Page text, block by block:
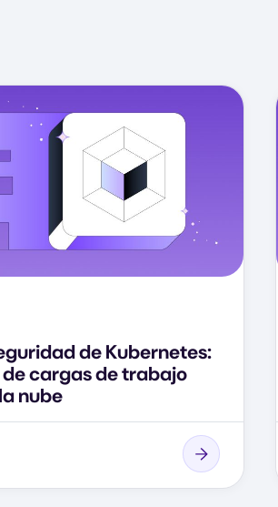
de Kubernetes:
cargas de trabajo
nube